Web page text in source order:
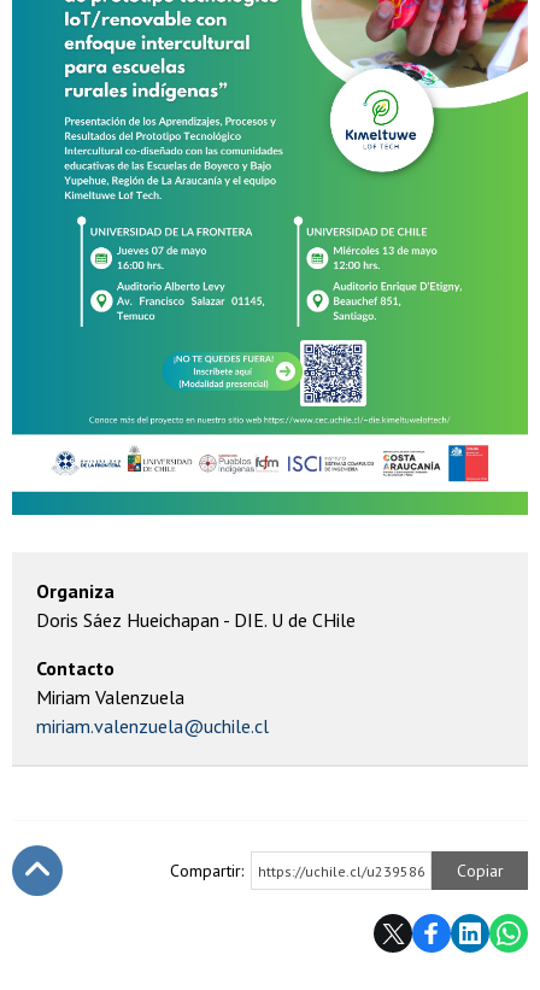
Organiza
Doris Sáez Hueichapan - DIE. U de CHile
Contacto
Miriam Valenzuela
miriam.valenzuela@uchile.cl
Compartir: https://uchile.cl/u239586 Copiar